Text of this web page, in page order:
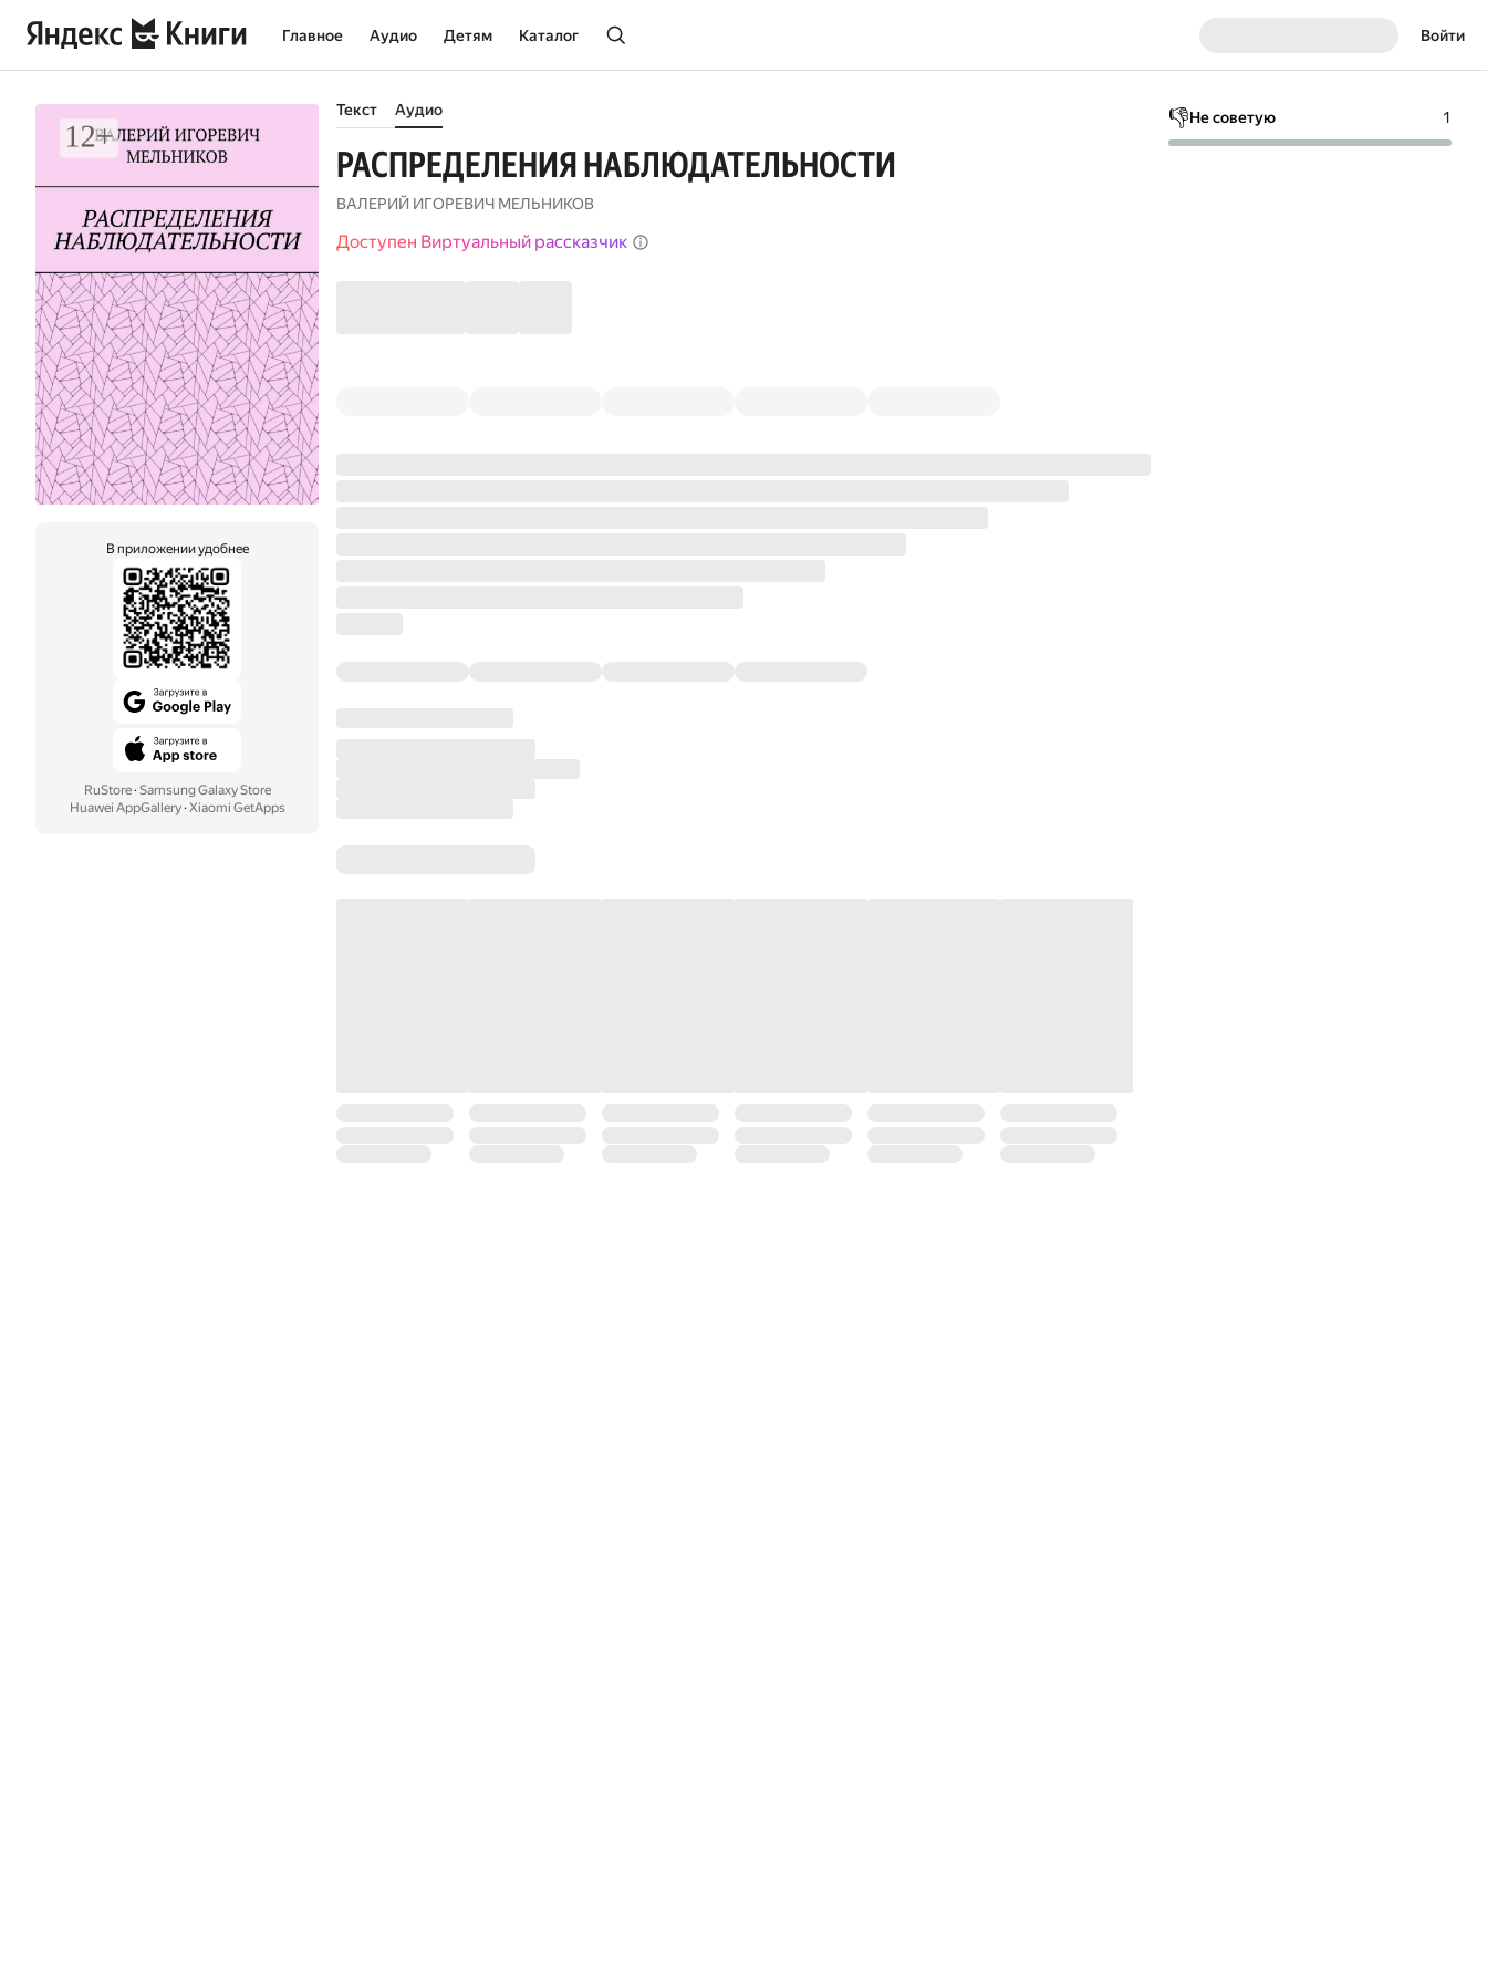
Главное Аудио Детям Каталог Войти
В приложении удобнее
RuStore· Samsung Galaxy Store
Huawei AppGallery· Xiaomi GetApps
Текст Аудио
РАСПРЕДЕЛЕНИЯ НАБЛЮДАТЕЛЬНОСТИ
ВАЛЕРИЙ ИГОРЕВИЧ МЕЛЬНИКОВ
Доступен Виртуальный рассказчик
👎Не советую 1